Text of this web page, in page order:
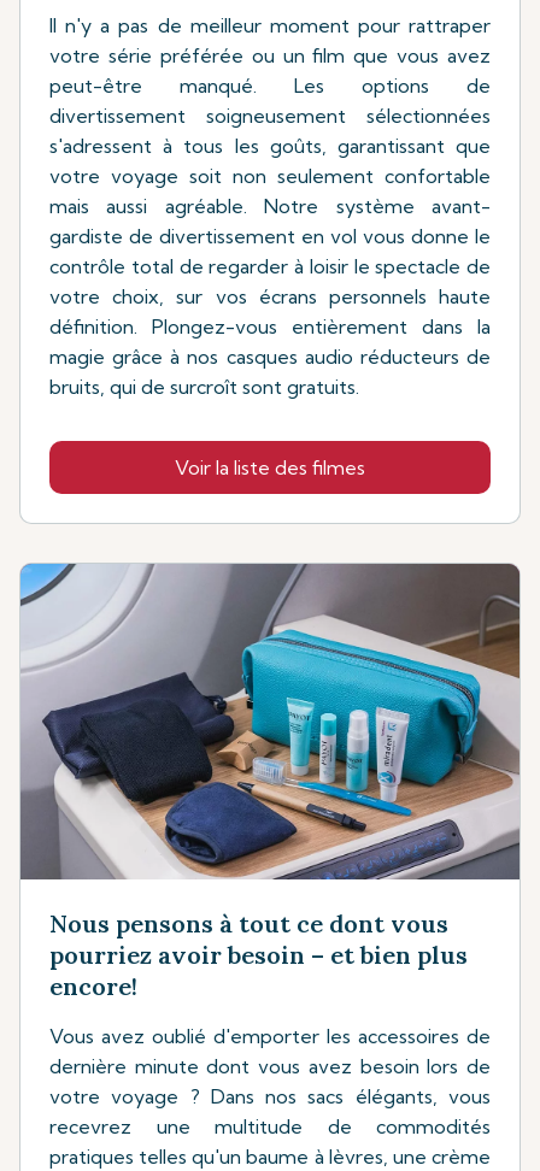
Il n'y a pas de meilleur moment pour rattraper
votre série préférée ou un film que vous avez
peut-être manqué. Les options de
divertissement soigneusement sélectionnées
s'adressent à tous les goûts, garantissant que
votre voyage soit non seulement confortable
mais aussi agréable. Notre système avant-
gardiste de divertissement en vol vous donne le
contrôle total de regarder à loisir le spectacle de
votre choix, sur vos écrans personnels haute
définition. Plongez-vous entièrement dans la
magie grâce à nos casques audio réducteurs de
bruits, qui de surcroît sont gratuits.
Voir la liste des filmes
Nous pensons à tout ce dont vous
pourriez avoir besoin – et bien plus
encore!
Vous avez oublié d'emporter les accessoires de
dernière minute dont vous avez besoin lors de
votre voyage ? Dans nos sacs élégants, vous
recevrez une multitude de commodités
pratiques telles qu'un baume à lèvres, une crème